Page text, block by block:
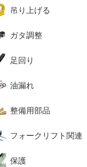
吊り上げる
ガタ調整
足回り
油漏れ
整備用部品
フォークリフト関連
保護